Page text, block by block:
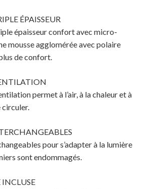
ÉPAISSEUR
épaisseur confort avec micro-
mousse agglomérée avec polaire
de confort.
permet à l’air, à la chaleur et à
circuler.
pour s’adapter à la lumière
sont endommagés.